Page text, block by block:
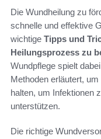
Die Wundheilung zu
schnelle und effektive
wichtige Tipps und
Heilungsprozess zu
Wundpflege spielt
Methoden erläutert,
halten, um Infektionen
unterstützen.
Die richtige